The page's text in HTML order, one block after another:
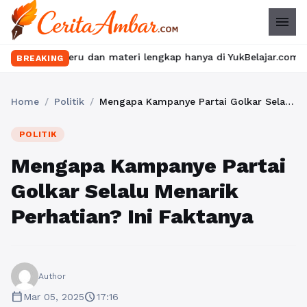
menu
BREAKING
dan materi lengkap hanya di YukBelajar.com. Mulai
Home / Politik / Mengapa Kampanye Partai Golkar Selalu Menarik Perhatian? Ini Faktanya
POLITIK
Mengapa Kampanye Partai
Golkar Selalu Menarik
Perhatian? Ini Faktanya
Author
calendar_todayMar 05, 2025schedule17:16